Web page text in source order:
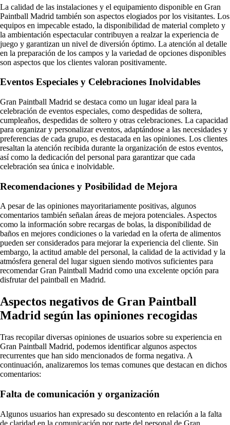
La calidad de las instalaciones y el equipamiento disponible en Gran
Paintball Madrid también son aspectos elogiados por los visitantes. Los
equipos en impecable estado, la disponibilidad de material completo y
la ambientación espectacular contribuyen a realzar la experiencia de
juego y garantizan un nivel de diversión óptimo. La atención al detalle
en la preparación de los campos y la variedad de opciones disponibles
son aspectos que los clientes valoran positivamente.
Eventos Especiales y Celebraciones Inolvidables
Gran Paintball Madrid se destaca como un lugar ideal para la
celebración de eventos especiales, como despedidas de soltera,
cumpleaños, despedidas de soltero y otras celebraciones. La capacidad
para organizar y personalizar eventos, adaptándose a las necesidades y
preferencias de cada grupo, es destacada en las opiniones. Los clientes
resaltan la atención recibida durante la organización de estos eventos,
así como la dedicación del personal para garantizar que cada
celebración sea única e inolvidable.
Recomendaciones y Posibilidad de Mejora
A pesar de las opiniones mayoritariamente positivas, algunos
comentarios también señalan áreas de mejora potenciales. Aspectos
como la información sobre recargas de bolas, la disponibilidad de
baños en mejores condiciones o la variedad en la oferta de alimentos
pueden ser considerados para mejorar la experiencia del cliente. Sin
embargo, la actitud amable del personal, la calidad de la actividad y la
atmósfera general del lugar siguen siendo motivos suficientes para
recomendar Gran Paintball Madrid como una excelente opción para
disfrutar del paintball en Madrid.
Aspectos negativos de Gran Paintball
Madrid según las opiniones recogidas
Tras recopilar diversas opiniones de usuarios sobre su experiencia en
Gran Paintball Madrid, podemos identificar algunos aspectos
recurrentes que han sido mencionados de forma negativa. A
continuación, analizaremos los temas comunes que destacan en dichos
comentarios:
Falta de comunicación y organización
Algunos usuarios han expresado su descontento en relación a la falta
de claridad en la comunicación por parte del personal de Gran